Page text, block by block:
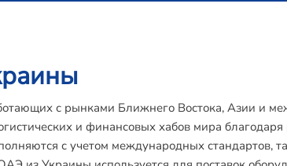
с рынками Ближнего Востока, Азии и
и финансовых хабов мира благодаря
с учетом международных стандартов,